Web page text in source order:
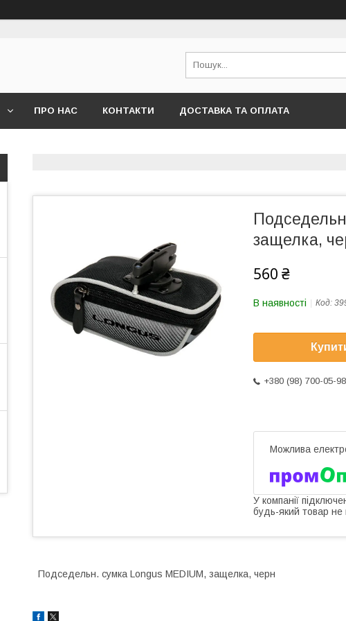
ПРО НАС КОНТАКТИ ДОСТАВКА ТА ОПЛАТА
защелка,
560 ₴
В наявності Код:
+380 (98) 700-05-98
У компанії
будь-який товар
Подседельн. сумка Longus MEDIUM, защелка, черн